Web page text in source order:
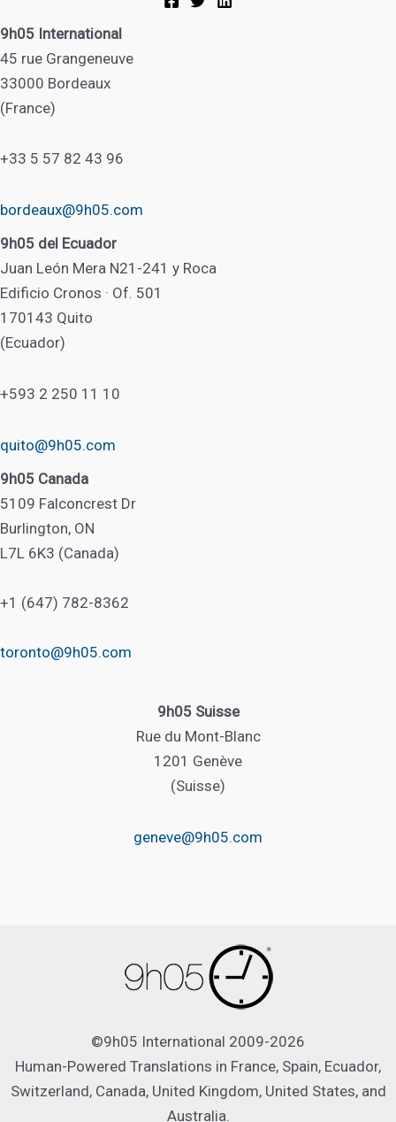
9h05 International
45 rue Grangeneuve
33000 Bordeaux
(France)
+33 5 57 82 43 96
bordeaux@9h05.com
9h05 del Ecuador
Juan León Mera N21-241 y Roca
Edificio Cronos · Of. 501
170143 Quito
(Ecuador)
+593 2 250 11 10
quito@9h05.com
9h05 Canada
5109 Falconcrest Dr
Burlington, ON
L7L 6K3 (Canada)
+1 (647) 782-8362
toronto@9h05.com
9h05 Suisse
Rue du Mont-Blanc
1201 Genève
(Suisse)
geneve@9h05.com
©9h05 International 2009-2026
Human-Powered Translations in France, Spain, Ecuador,
Switzerland, Canada, United Kingdom, United States, and
Australia.